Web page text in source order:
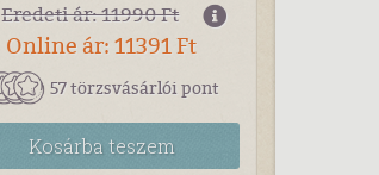
Eredeti ár: 11990 Ft
Online ár: 11391 Ft
57 törzsvásárlói pont
Kosárbateszem